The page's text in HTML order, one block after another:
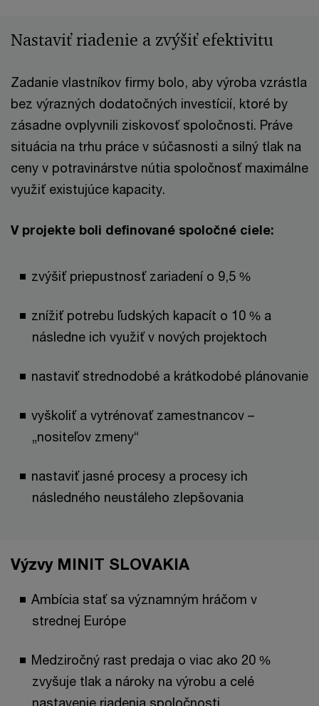
Nastaviť riadenie a zvýšiť efektivitu
Zadanie vlastníkov firmy bolo, aby výroba vzrástla
bez výrazných dodatočných investícií, ktoré by
zásadne ovplyvnili ziskovosť spoločnosti. Práve
situácia na trhu práce v súčasnosti a silný tlak na
ceny v potravinárstve nútia spoločnosť maximálne
využiť existujúce kapacity.
V projekte boli definované spoločné ciele:
zvýšiť priepustnosť zariadení o 9,5 %
znížiť potrebu ľudských kapacít o 10 % a
následne ich využiť v nových projektoch
nastaviť strednodobé a krátkodobé plánovanie
vyškoliť a vytrénovať zamestnancov –
„nositeľov zmeny“
nastaviť jasné procesy a procesy ich
následného neustáleho zlepšovania
Výzvy MINIT SLOVAKIA
Ambícia stať sa významným hráčom v
strednej Európe
Medziročný rast predaja o viac ako 20 %
zvyšuje tlak a nároky na výrobu a celé
nastavenie riadenia spoločnosti